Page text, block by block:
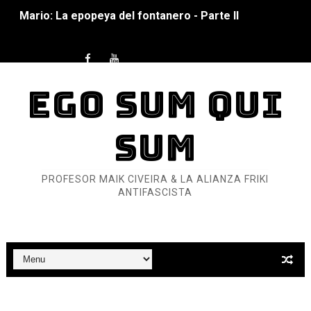
Mario: La epopeya del fontanero - Parte I
Pokémon: La película existencialista
Así se ve el fascismo en 2026... Y así se ve la
Un año para sobrevivir al mundo: Dos mil tíjiri cinco
Dioses y Monstruos: Guillermo (UNO)
EGO SUM QUI
SUM
PROFESOR MAIK CIVEIRA & LA ALIANZA FRIKI
ANTIFASCISTA